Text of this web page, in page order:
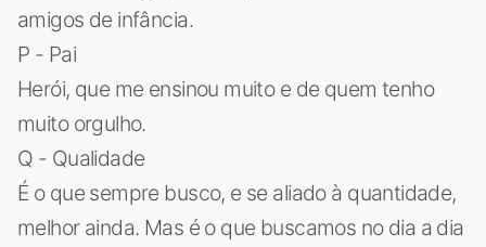
amigos de infância.
P - Pai
Herói, que me ensinou muito e de quem tenho
muito orgulho.
Q - Qualidade
É o que sempre busco, e se aliado à quantidade,
melhor ainda. Mas é o que buscamos no dia a dia